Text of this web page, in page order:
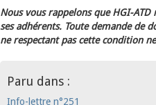
Nous vous rappelons que HGI-
ses adhérents. Toute demande de
ne respectant pas cette condition
Paru dans :
Info-lettre n°251